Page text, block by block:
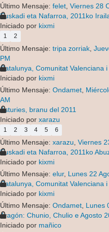
Último Mensaje: felet Viernes 28
Euskadi eta Nafarroa, 2011ko
Iniciado por kixmi
1 2
Último Mensaje: tripa zorriak,
PM
Catalunya, Comunitat Valenciana
Iniciado por kixmi
Último Mensaje: Ondamet
AM
Asturies, branu del 2011
Iniciado por xarazu
1 2 3 4 5 6
Último Mensaje: xarazu, Viernes
Euskadi eta Nafarroa, 2011ko
Iniciado por kixmi
Último Mensaje: elur, Lunes 22
Catalunya, Comunitat Valenciana
Iniciado por kixmi
Último Mensaje: Ondamet Lunes
Aragón: Chunio, Chulio e Agosto
Iniciado por mañico